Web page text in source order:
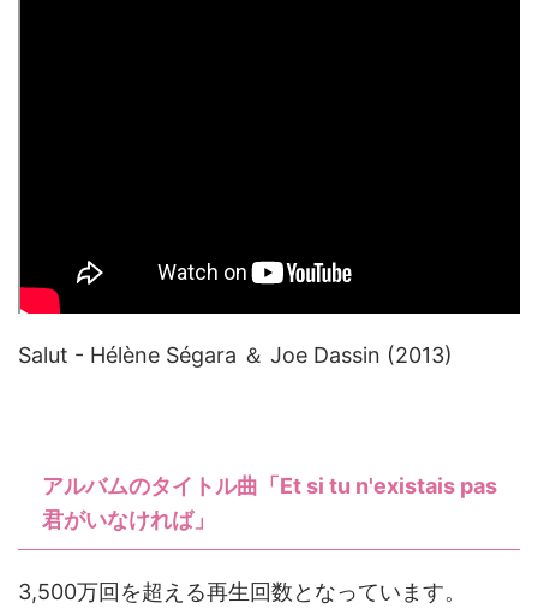
Salut - Hélène Ségara ＆ Joe Dassin (2013)
アルバムのタイトル曲「Et si tu n'existais pas
君がいなければ」
3,500万回を超える再生回数となっています。